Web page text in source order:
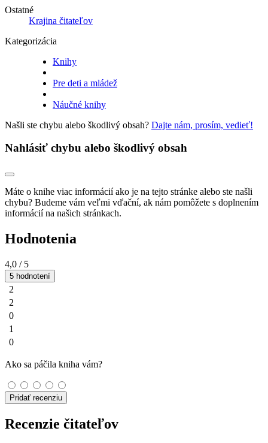
Ostatné
Krajina čitateľov
Kategorizácia
Knihy
Pre deti a mládež
Náučné knihy
Našli ste chybu alebo škodlivý obsah? Dajte nám, prosím, vedieť!
Nahlásiť chybu alebo škodlivý obsah
Máte o knihe viac informácií ako je na tejto stránke alebo ste našli
chybu? Budeme vám veľmi vďační, ak nám pomôžete s doplnením
informácií na našich stránkach.
Hodnotenia
4,0 / 5
5 hodnotení
2
2
0
1
0
Ako sa páčila kniha vám?
Pridať recenziu
Recenzie čitateľov